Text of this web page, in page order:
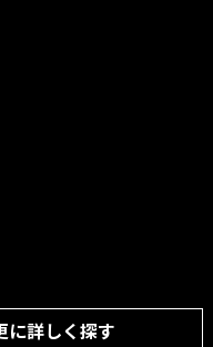
に詳しく探す